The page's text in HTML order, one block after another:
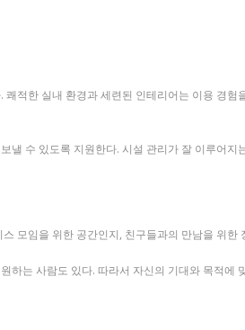
적한 실내 환경과 세련된 인테리어는 이용 경
낼 수 있도록 지원한다. 시설 관리가 잘 이루어
모임을 위한 공간인지, 친구들과의 만남을 위한
는 사람도 있다. 따라서 자신의 기대와 목적에